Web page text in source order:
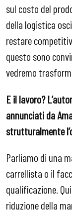
sul costo del
della logistica
restare
questo sono
vedremo
E il lavoro?
annunciati da
strutturalmente
Parliamo di una
carrellista o il
qualificazione.
riduzione della